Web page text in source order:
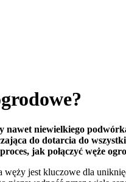
nawet niewielkiego
do dotarcia do
jak połączyć węże
węży jest kluczowe dla